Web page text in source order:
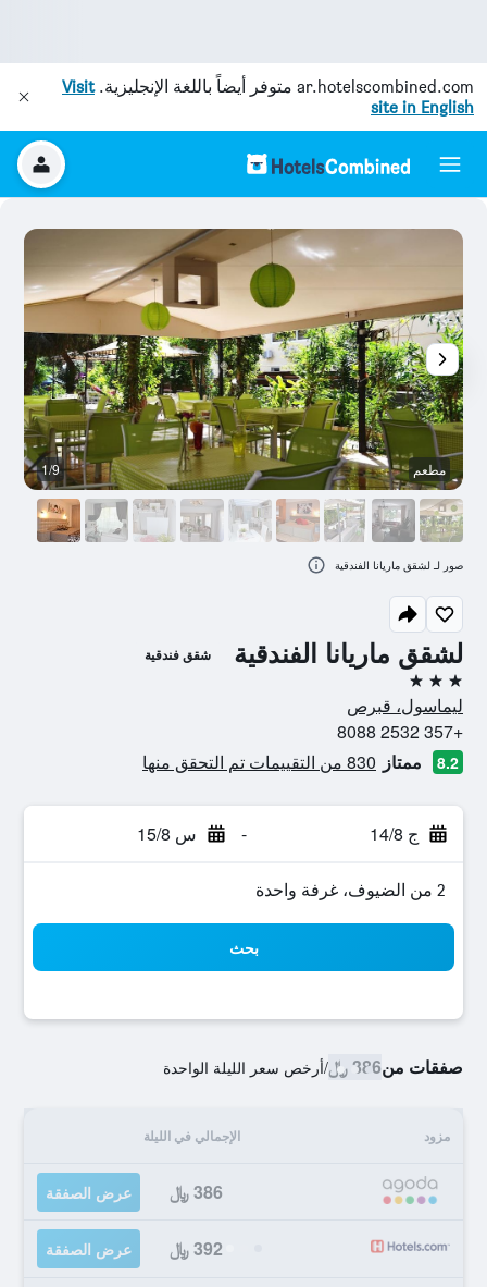
ar.hotelscombined.com متوفر أيضاً باللغة الإنجليزية.Visit
site in English
لشقق ماريانا الفندقية شقق فندقية
3 نجوم
ليماسول، قبرص
+357 2532 8088
8.2 ممتاز 830 من التقييمات تم التحقق منها
ج 14/8 - س 15/8
2 من الضيوف، غرفة واحدة
بحث
صفقات من386 ﷼ /أرخص سعر الليلة الواحدة
مزود الإجمالي في الليلة
386 ﷼ عرض الصفقة
392 ﷼ عرض الصفقة
مطعم 1/9
صور لـ لشقق ماريانا الفندقية